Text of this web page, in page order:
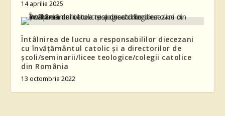
14 aprilie 2025
Întâlnirea de lucru a responsabililor diecezani
cu învățământul catolic și a directorilor de
şcoli/seminarii/licee teologice/colegii catolice
din România
13 octombrie 2022